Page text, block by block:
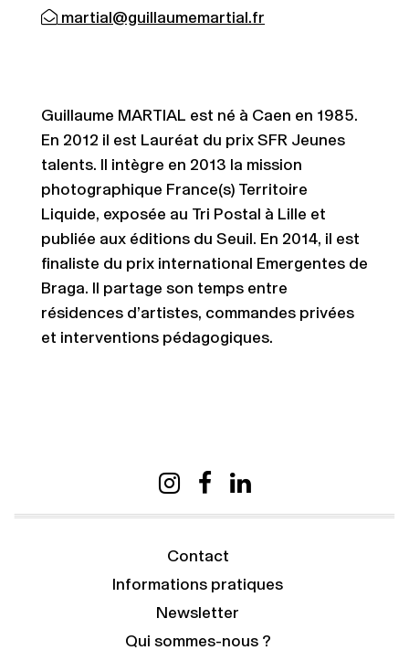
martial@guillaumemartial.fr
Guillaume MARTIAL est né à Caen en 1985.
En 2012 il est Lauréat du prix SFR Jeunes
talents. Il intègre en 2013 la mission
photographique France(s) Territoire
Liquide, exposée au Tri Postal à Lille et
publiée aux éditions du Seuil. En 2014, il est
finaliste du prix international Emergentes de
Braga. Il partage son temps entre
résidences d’artistes, commandes privées
et interventions pédagogiques.
Contact
Informations pratiques
Newsletter
Qui sommes-nous ?